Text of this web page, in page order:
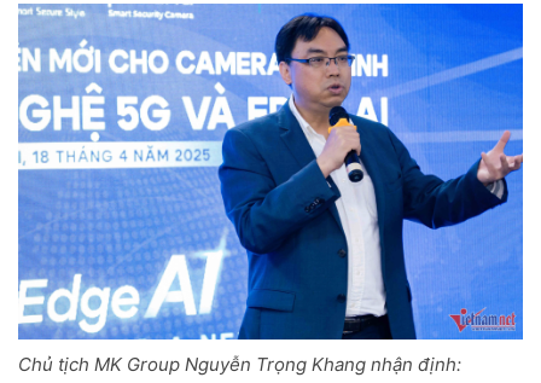
Chủ tịch MK Group Nguyễn Trọng Khang nhận định: